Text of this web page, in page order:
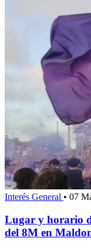
Interés General • 07
Lugar y horario
del 8M en